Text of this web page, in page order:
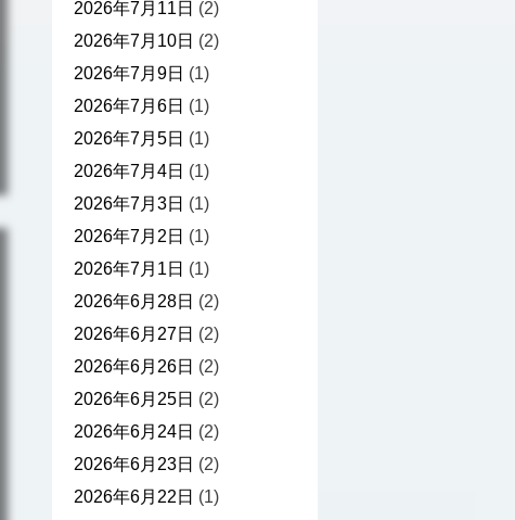
2026年7月11日 (2)
2026年7月10日 (2)
2026年7月9日 (1)
2026年7月6日 (1)
2026年7月5日 (1)
2026年7月4日 (1)
2026年7月3日 (1)
2026年7月2日 (1)
2026年7月1日 (1)
2026年6月28日 (2)
2026年6月27日 (2)
2026年6月26日 (2)
2026年6月25日 (2)
2026年6月24日 (2)
2026年6月23日 (2)
2026年6月22日 (1)